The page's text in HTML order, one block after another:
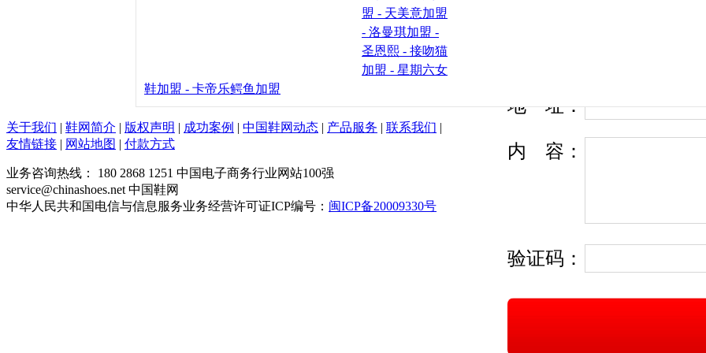
地 址：
内 容 ：
验证码：
盟 - 天美意加盟
- 洛曼琪加盟 -
圣恩熙 - 接吻猫
加盟 - 星期六女
鞋加盟 - 卡帝乐鳄鱼加盟
关于我们 | 鞋网简介 | 版权声明 | 成功案例 | 中国鞋网动态 | 产品服务 | 联系我们 |
友情链接 | 网站地图 | 付款方式
业务咨询热线： 180 2868 1251 中国电子商务行业网站100强
service@chinashoes.net 中国鞋网
中华人民共和国电信与信息服务业务经营许可证ICP编号： 闽ICP备20009330号